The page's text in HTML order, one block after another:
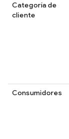
Categoría de
cliente
Consumidores